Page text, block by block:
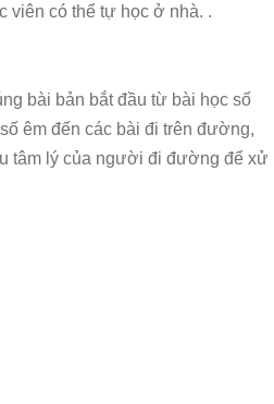
viên có thể tự học ở nhà. .
bài bản bắt đầu từ bài học số
êm đến các bài đi trên đường,
tâm lý của người đi đường để xử